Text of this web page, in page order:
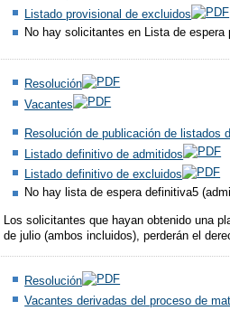
Listado provisional de excluidos
No hay solicitantes en Lista de
Resolución
Vacantes
Resolución de publicación de listados
Listado definitivo de admitidos
Listado definitivo de excluidos
No hay lista de espera definitiva5
Los solicitantes que hayan obtenido una
de julio (ambos incluidos), perderán el
Resolución
Vacantes derivadas del proceso de